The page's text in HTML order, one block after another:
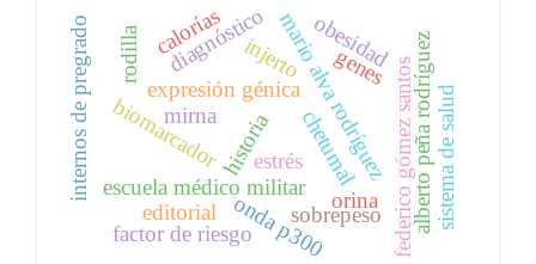
mario alva rodríguez
escuela médico militar f
e
d
e
r
i
c
o
g
ó
m
e
z
s
a
n
t
o
s
historia alberto peña rodríguez
mirna
expresión génica
orina
diagnóstico
biomarcador
genes
estrés
internos de pregrado
onda p300
chetumal sistema de salud
rodilla injerto
editorial
factor de riesgo
calorías
sobrepeso
obesidad